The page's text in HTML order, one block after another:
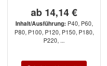
ab 14,14 €
Inhalt/Ausführung: P40, P60,
P80, P100, P120, P150, P180,
P220, ...